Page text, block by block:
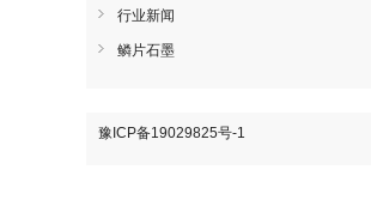
行业新闻
鳞片石墨
豫ICP备19029825号-1